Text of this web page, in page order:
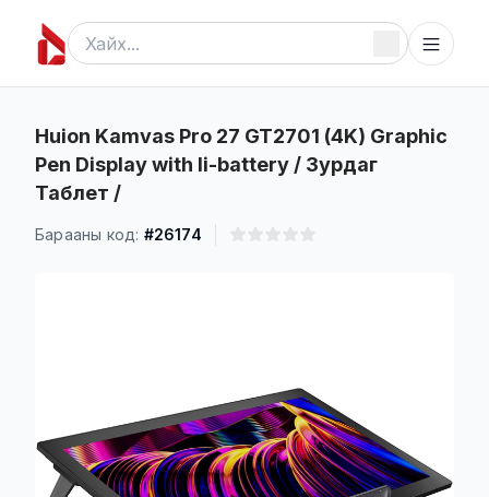
Huion Kamvas Pro 27 GT2701 (4K) Graphic
Pen Display with li-battery / Зурдаг
Таблет /
Барааны код: #26174